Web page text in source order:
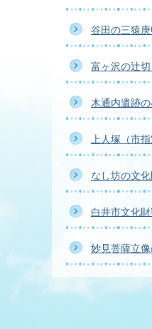
谷田の三猿庚
富ヶ沢の辻切
木通内遺跡
上人塚（市
なし坊の文
白井市文化
妙見菩薩立